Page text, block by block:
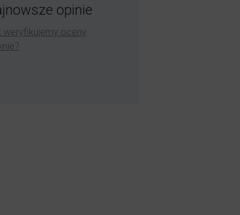
opinie
weryfikujemy oceny